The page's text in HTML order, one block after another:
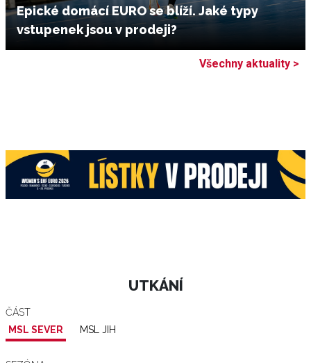
Epické domácí EURO se blíží. Jaké typy
vstupenek jsou v prodeji?
Všechny aktuality >
UTKÁNÍ
ČÁST
MSL SEVER
MSL JIH